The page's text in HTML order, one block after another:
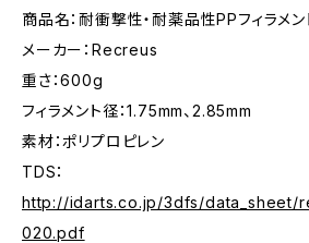
商品名：耐衝撃性・耐薬品性PPフィラメン
メーカー：Recreus
重さ：600g
フィラメント径：1.75mm、2.85mm
素材：ポリプロピレン
TDS：
http://idarts.co.jp/3dfs/data_sheet/
020.pdf